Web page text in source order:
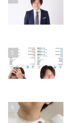
5
6